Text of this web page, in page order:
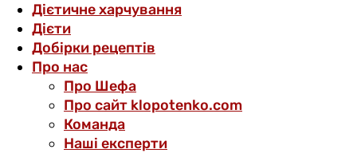
Дієтичне харчування
Дієти
Добірки рецептів
Про нас
Про Шефа
Про сайт klopotenko.com
Команда
Наші експерти